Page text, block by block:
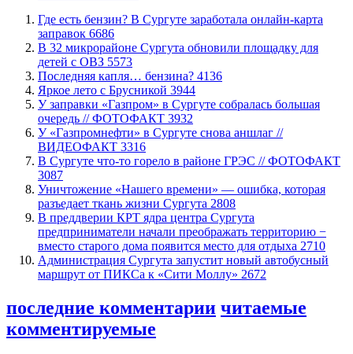
​Где есть бензин? В Сургуте заработала онлайн-карта
заправок 6686
В 32 микрорайоне Сургута обновили площадку для
детей с ОВЗ 5573
​Последняя капля… бензина? 4136
Яркое лето с Брусникой 3944
​У заправки «Газпром» в Сургуте собралась большая
очередь // ФОТОФАКТ 3932
У «Газпромнефти» в Сургуте снова аншлаг //
ВИДЕОФАКТ 3316
​В Сургуте что-то горело в районе ГРЭС // ФОТОФАКТ
3087
​Уничтожение «Нашего времени» — ошибка, которая
разъедает ткань жизни Сургута 2808
​В преддверии КРТ ядра центра Сургута
предприниматели начали преображать территорию −
вместо старого дома появится место для отдыха 2710
​Администрация Сургута запустит новый автобусный
маршрут от ПИКСа к «Сити Моллу» 2672
последние комментарии читаемые
комментируемые